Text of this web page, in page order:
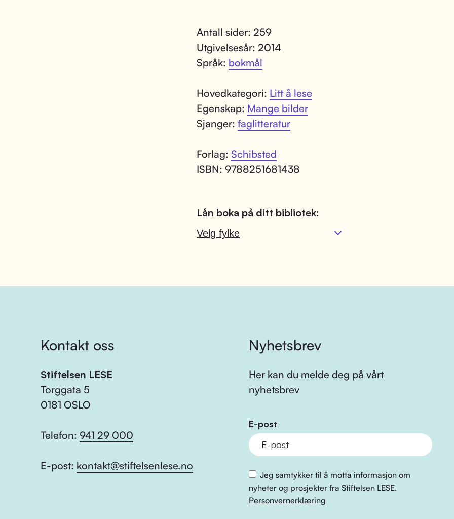
Antall sider: 259
Utgivelsesår: 2014
Språk: bokmål
Hovedkategori: Litt å lese
Egenskap: Mange bilder
Sjanger: faglitteratur
Forlag: Schibsted
ISBN: 9788251681438
Lån boka på ditt bibliotek:
Velg fylke
Kontakt oss
Stiftelsen LESE
Torggata 5
0181 OSLO
Telefon: 941 29 000
E-post: kontakt@stiftelsenlese.no
Nyhetsbrev
Her kan du melde deg på vårt
nyhetsbrev
E-post
Jeg samtykker til å motta informasjon om
nyheter og prosjekter fra Stiftelsen LESE.
Personvernerklæring